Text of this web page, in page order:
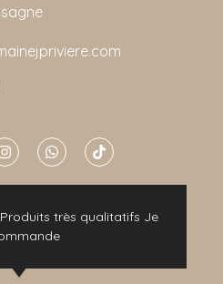
très qualitatifs Je